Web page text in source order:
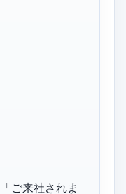
ご来社されま